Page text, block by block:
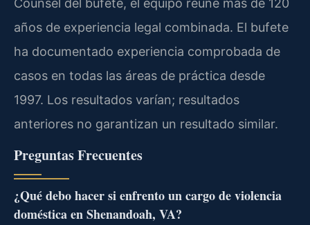
Counsel del bufete, el equipo reúne más de 120
años de experiencia legal combinada. El bufete
ha documentado experiencia comprobada de
casos en todas las áreas de práctica desde
1997. Los resultados varían; resultados
anteriores no garantizan un resultado similar.
Preguntas Frecuentes
¿Qué debo hacer si enfrento un cargo de violencia
doméstica en Shenandoah, VA?